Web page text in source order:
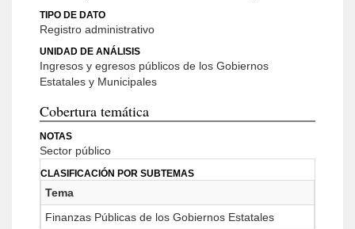
TIPO DE DATO
Registro administrativo
UNIDAD DE ANÁLISIS
Ingresos y egresos públicos de los Gobiernos
Estatales y Municipales
Cobertura temática
NOTAS
Sector público
CLASIFICACIÓN POR SUBTEMAS
Tema
Finanzas Públicas de los Gobiernos Estatales